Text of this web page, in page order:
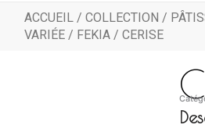
ACCUEIL /COLLECTION /
VARIÉE / FEKIA / CERISE